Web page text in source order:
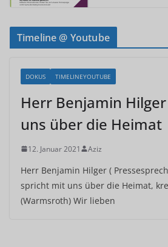
Timeline @ Youtube
DOKUS TIMELINEYOUTUBE
Herr Benjamin
uns über die Heimat
12. Januar 2021 Aziz
Herr Benjamin Hilger (
spricht mit uns über die Heimat,
(Warmsroth) Wir lieben